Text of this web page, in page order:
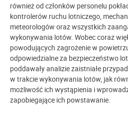
również od członków personelu
kontrolerów ruchu lotniczego,
meteorologów oraz wszystkich
wykonywania lotów. Wobec coraz
powodujących zagrożenie w
odpowiedzialne za bezpieczeństwo
poddawały analizie zaistniałe
w trakcie wykonywania lotów, jak
możliwość ich wystąpienia i
zapobiegające ich powstawanie.